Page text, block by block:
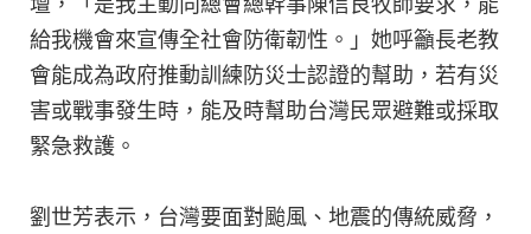
壇，「是我主動向總會總幹事陳信良牧師要求，能
給我機會來宣傳全社會防衛韌性。」她呼籲長老教
會能成為政府推動訓練防災士認證的幫助，若有災
害或戰事發生時，能及時幫助台灣民眾避難或採取
緊急救護。
劉世芳表示，台灣要面對颱風、地震的傳統威脅，